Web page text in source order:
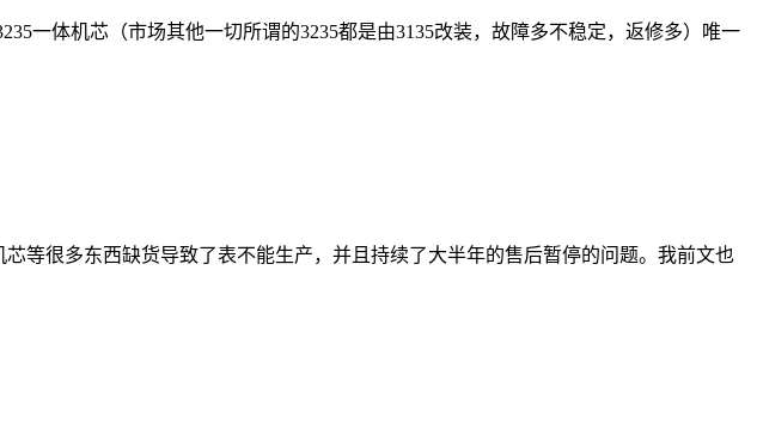
一体机芯（市场其他一切所谓的3235都是由3135改装，故障多不稳定，返修多）唯一
等很多东西缺货导致了表不能生产，并且持续了大半年的售后暂停的问题。我前文也